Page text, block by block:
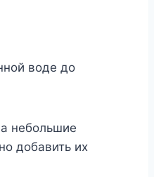
воде до
небольшие
добавить их